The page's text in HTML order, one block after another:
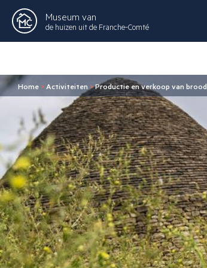
Museum van
de huizen uit de Franche-Comté
Home > Activiteiten >Productie en verkoop van brood